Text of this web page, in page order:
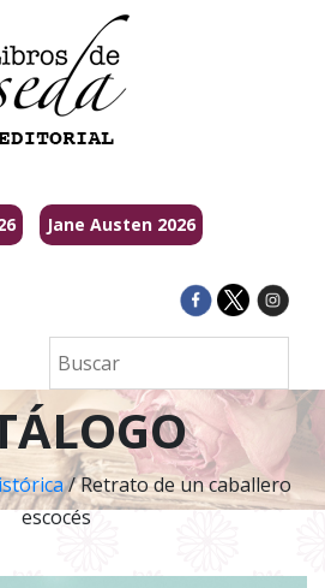
Jane Austen 2026
/ Retrato de un caballero
escocés